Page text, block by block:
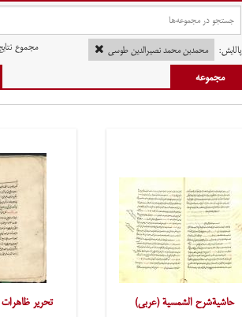
پالایش: محمدبن محمد نصیرالدین طوسی مجموع
مجموعه
حاشیةشرح الشمسیة (عربی) تحریر